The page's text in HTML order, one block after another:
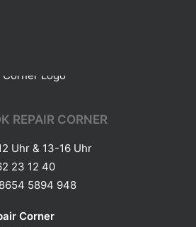
REPAIR CORNER
Uhr & 13-16 Uhr
23 12 40
5894 948
Corner